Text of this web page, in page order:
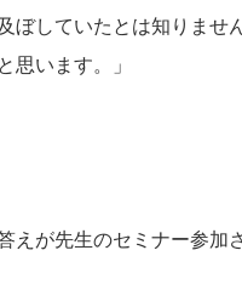
していたとは知りませ
思います。」
えが先生のセミナー参加